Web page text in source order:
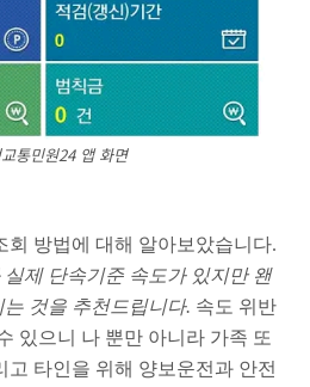
통민원24 앱 화면
회 방법에 대해 알아보았습니다.
제 단속기준 속도가 있지만 왠
것을 추천드립니다. 속도 위반
있으니 나 뿐만 아니라 가족 또
고 타인을 위해 양보운전과 안전